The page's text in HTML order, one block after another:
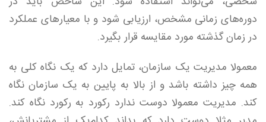
دوره‌های زمانی مشخص، ‌ارزیابی شود و با معیارهای عملکرد
در زمان گذشته مورد مقایسه قرار بگیرد.
معمولا مدیریت یک سازمان، تمایل دارد که یک نگاه کلی به
همه چیز داشته باشد و از بالا به پایین به یک سازمان نگاه
کند. مدیریت معمولا دوست ندارد رکورد به رکورد نگاه کند.